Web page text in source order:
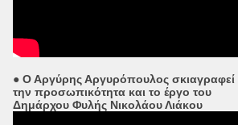
● Ο Αργύρης Αργυρόπουλος σκιαγραφεί
την προσωπικότητα και το έργο του
Δημάρχου Φυλής Νικολάου Λιάκου